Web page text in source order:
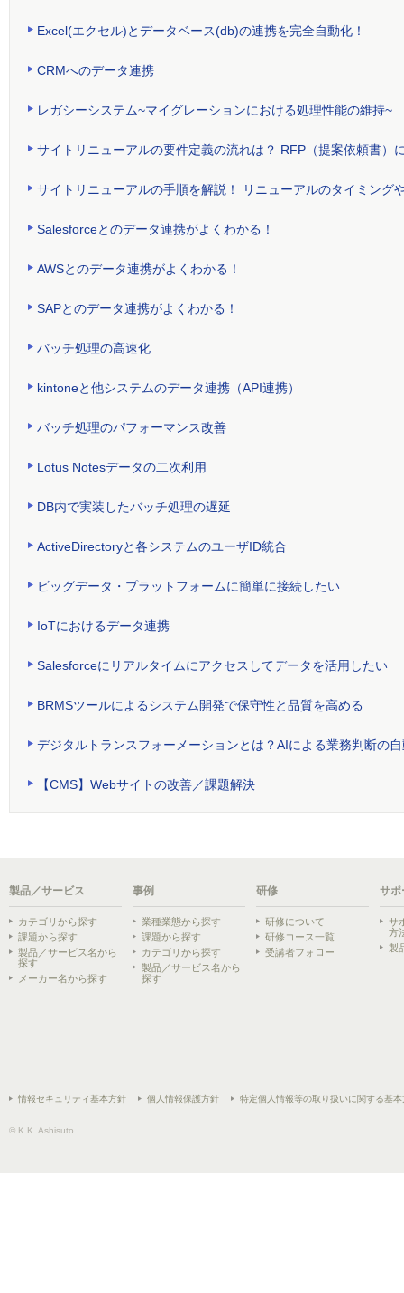
Excel(エクセル)とデータベース(db)の連携を完全自動化！
CRMへのデータ連携
レガシーシステム~マイグレーションにおける処理性能の維持~
サイトリニューアルの要件定義の流れは？ RFP（提案依頼書）
サイトリニューアルの手順を解説！ リニューアルのタイミング
Salesforceとのデータ連携がよくわかる！
AWSとのデータ連携がよくわかる！
SAPとのデータ連携がよくわかる！
バッチ処理の高速化
kintoneと他システムのデータ連携（API連携）
バッチ処理のパフォーマンス改善
Lotus Notesデータの二次利用
DB内で実装したバッチ処理の遅延
ActiveDirectoryと各システムのユーザID統合
ビッグデータ・プラットフォームに簡単に接続したい
IoTにおけるデータ連携
Salesforceにリアルタイムにアクセスしてデータを活用したい
BRMSツールによるシステム開発で保守性と品質を高める
デジタルトランスフォーメーションとは？AIによる業務判断の
【CMS】Webサイトの改善／課題解決
製品／サービス
カテゴリから探す
課題から探す
製品／サービス名から
探す
メーカー名から探す
事例
業種業態から探す
課題から探す
カテゴリから探す
製品／サービス名から
探す
研修
研修について
研修コース一覧
受講者フォロー
サポ
サ
方
製
情報セキュリティ基本方針 個人情報保護方針 特定個人情報等の取り扱いに関する基本
© K.K. Ashisuto